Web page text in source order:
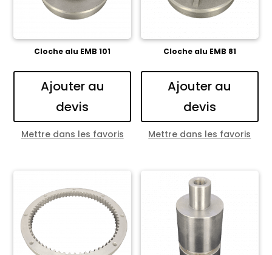
Cloche alu EMB 101
Ajouter au
devis
Mettre dans les favoris
Cloche alu EMB 81
Ajouter au
devis
Mettre dans les favoris